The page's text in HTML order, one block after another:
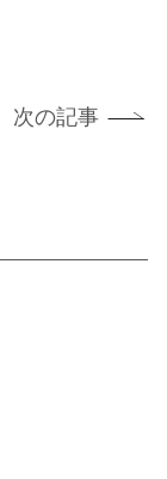
次の記事